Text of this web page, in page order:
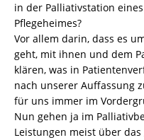
in der Palliativstation
Pflegeheimes?
Vor allem darin, dass es
geht, mit ihnen und dem
klären, was in
nach unserer Auffassung
für uns immer im
Nun gehen ja im
Leistungen meist über das